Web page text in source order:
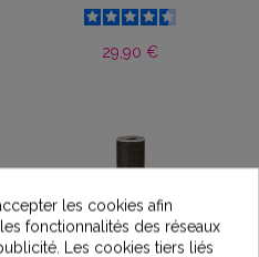
29,90 €
les cookies afin
fonctionnalités des réseaux
Les cookies tiers liés